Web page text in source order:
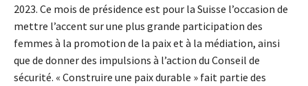
2023. Ce mois de présidence est pour la Suisse l’occasion de
mettre l’accent sur une plus grande participation des
femmes à la promotion de la paix et à la médiation, ainsi
que de donner des impulsions à l’action du Conseil de
sécurité. « Construire une paix durable » fait partie des